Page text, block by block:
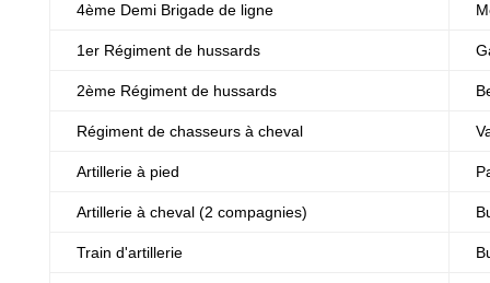
4ème Demi Brigade de ligne
1er Régiment de hussards
2ème Régiment de hussards
Régiment de chasseurs à cheval
Artillerie à pied
Artillerie à cheval (2 compagnies)
Train d'artillerie